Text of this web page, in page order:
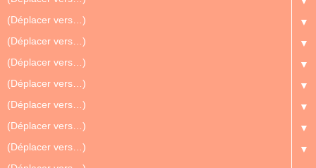
▼
▼
▼
▼
▼
▼
▼